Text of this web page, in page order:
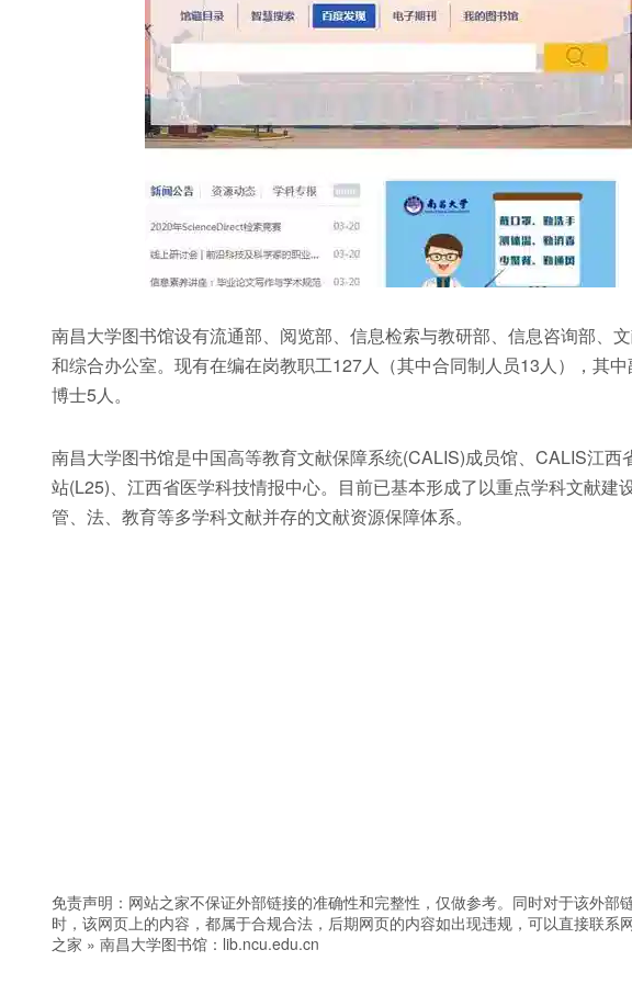
南昌大学图书馆设有流通部、阅览部、信息检索与教研部、信息咨询部、
和综合办公室。现有在编在岗教职工127人（其中合同制人员13人），其
博士5人。
南昌大学图书馆是中国高等教育文献保障系统(CALIS)成员馆、CALIS江
站(L25)、江西省医学科技情报中心。目前已基本形成了以重点学科文献建
管、法、教育等多学科文献并存的文献资源保障体系。
免责声明：网站之家不保证外部链接的准确性和完整性，仅做参考。同时对于该外
时，该网页上的内容，都属于合规合法，后期网页的内容如出现违规，可以直接联系
之家 » 南昌大学图书馆：lib.ncu.edu.cn